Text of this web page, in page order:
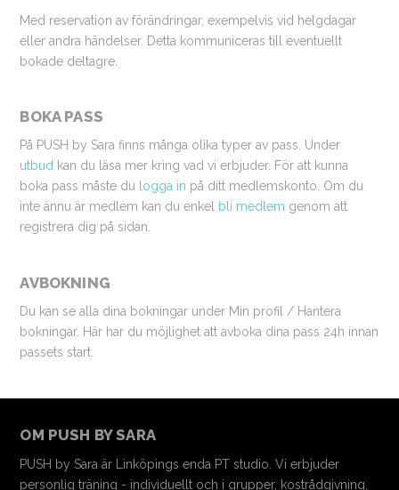
Med reservation av förändringar, exempelvis vid helgdagar
eller andra händelser. Detta kommuniceras till eventuellt
bokade deltagre.
BOKA PASS
På PUSH by Sara finns många olika typer av pass. Under
utbud kan du läsa mer kring vad vi erbjuder. För att kunna
boka pass måste du logga in på ditt medlemskonto. Om du
inte ännu är medlem kan du enkel bli medlem genom att
registrera dig på sidan.
AVBOKNING
Du kan se alla dina bokningar under Min profil / Hantera
bokningar. Här har du möjlighet att avboka dina pass 24h innan
passets start.
OM PUSH BY SARA
PUSH by Sara är Linköpings enda PT studio. Vi erbjuder
personlig träning - individuellt och i grupper, kostrådgivning,